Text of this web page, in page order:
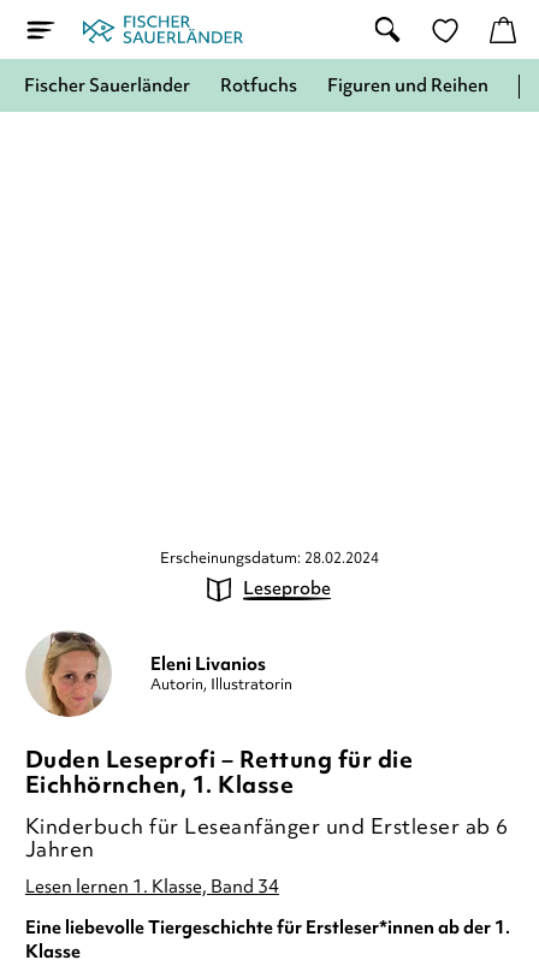
Fischer Sauerländer Rotfuchs Figuren und Reihen
Erscheinungsdatum: 28.02.2024
Leseprobe
Eleni Livanios
Autorin, Illustratorin
Duden Leseprofi – Rettung für die
Eichhörnchen, 1. Klasse
Kinderbuch für Leseanfänger und Erstleser ab 6
Jahren
Lesen lernen 1. Klasse, Band 34
Eine liebevolle Tiergeschichte für Erstleser*innen ab der 1.
Klasse